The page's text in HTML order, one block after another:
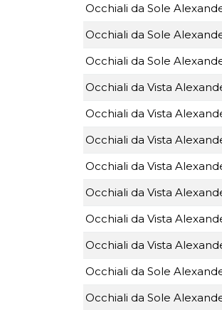
Occhiali da Sole
Occhiali da Sole
Occhiali da Sole
Occhiali da Vista
Occhiali da Vista
Occhiali da Vista
Occhiali da Vista
Occhiali da Vista
Occhiali da Vista
Occhiali da Vista
Occhiali da Sole
Occhiali da Sole